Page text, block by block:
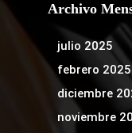
Archivo
julio 2025
febrero 2025
diciembre
noviembre